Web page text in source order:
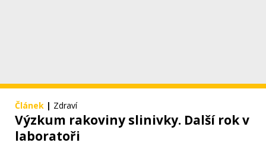
Článek | Zdraví
Výzkum rakoviny slinivky. Další rok v
laboratoři